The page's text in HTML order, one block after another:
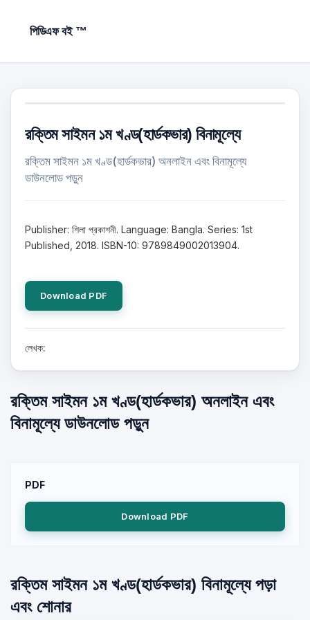
পিডিএফ বই ™
রক্তিম সাইমন ১ম খণ্ড(হার্ডকভার) বিনামূল্যে
রক্তিম সাইমন ১ম খণ্ড(হার্ডকভার) অনলাইন এবং বিনামূল্যে
ডাউনলোড পড়ুন
Publisher: শিলা প্রকাশনী. Language: Bangla. Series: 1st
Published, 2018. ISBN-10: 9789849002013904.
Download PDF
লেখক:
রক্তিম সাইমন ১ম খণ্ড(হার্ডকভার) অনলাইন এবং
বিনামূল্যে ডাউনলোড পড়ুন
PDF
Download PDF
রক্তিম সাইমন ১ম খণ্ড(হার্ডকভার) বিনামূল্যে পড়া
এবং শোনার